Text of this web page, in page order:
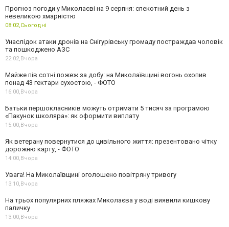
Прогноз погоди у Миколаєві на 9 серпня: спекотний день з
невеликою хмарністю
08:02, Сьогодні
Унаслідок атаки дронів на Снігурівську громаду постраждав чоловік
та пошкоджено АЗС
22:02, Вчора
Майже пів сотні пожеж за добу: на Миколаївщині вогонь охопив
понад 43 гектари сухостою, - ФОТО
16:00, Вчора
Батьки першокласників можуть отримати 5 тисяч за програмою
«Пакунок школяра»: як оформити виплату
15:00, Вчора
Як ветерану повернутися до цивільного життя: презентовано чітку
дорожню карту, - ФОТО
14:00, Вчора
Увага! На Миколаївщині оголошено повітряну тривогу
13:10, Вчора
На трьох популярних пляжах Миколаєва у воді виявили кишкову
паличку
13:00, Вчора